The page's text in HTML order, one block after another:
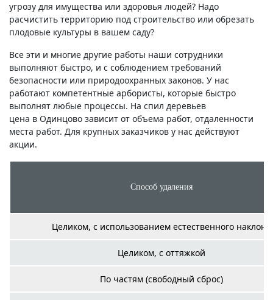
угрозу для имущества или здоровья людей? Надо
расчистить территорию под строительство или обрезать
плодовые культуры в вашем саду?
Все эти и многие другие работы наши сотрудники
выполняют быстро, и с соблюдением требований
безопасности или природоохранных законов. У нас
работают компетентные арбористы, которые быстро
выполнят любые процессы. На спил деревьев
цена в Одинцово зависит от объема работ, отдаленности
места работ. Для крупных заказчиков у нас действуют
акции.
Способ удаления
Целиком, с использованием естественного наклона
Целиком, с оттяжкой
По частям (свободный сброс)